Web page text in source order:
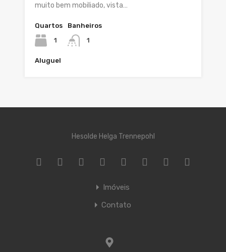
muito bem mobiliado, vista…
Quartos
1
Banheiros
1
Aluguel
Hesolde Helga Trennepohl
Imóveis
Contato